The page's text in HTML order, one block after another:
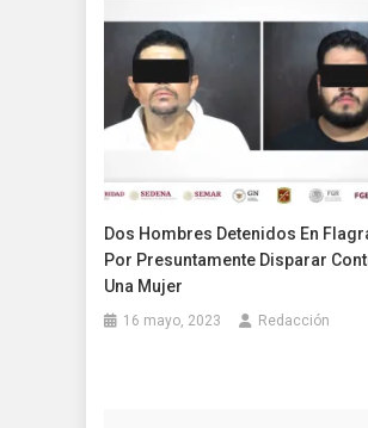
Dos Hombres Detenidos En
Por Presuntamente Disparar
Una Mujer
16 mayo, 2023 Redacción